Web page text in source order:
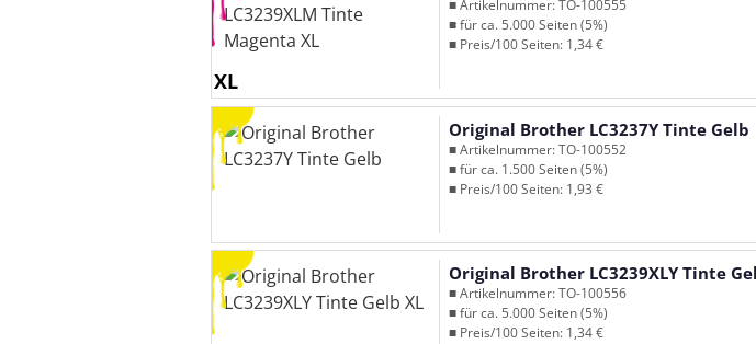
XL
■ Artikelnummer: TO-100555
■ für ca. 5.000 Seiten (5%)
■ Preis/100 Seiten: 1,34 €
Original Brother LC3237Y Tinte Gelb
■ Artikelnummer: TO-100552
■ für ca. 1.500 Seiten (5%)
■ Preis/100 Seiten: 1,93 €
Original Brother LC3239XLY Tinte
■ Artikelnummer: TO-100556
■ für ca. 5.000 Seiten (5%)
■ Preis/100 Seiten: 1,34 €